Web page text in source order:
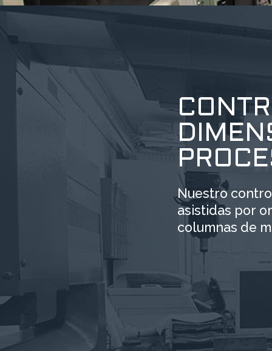
Nuestro
asistidas por
columnas de